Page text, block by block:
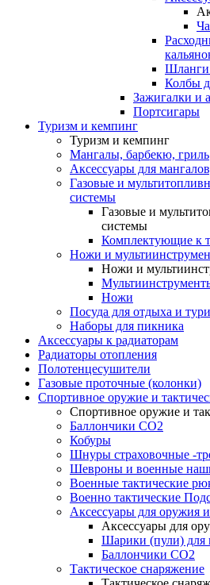
Шланги
Колбы
Зажигалки и
Портсигары
Туризм и кемпинг
Туризм и кемпинг
Мангалы, барбекю, гриль
Аксессуары для
Газовые и
системы
Газовые и
системы
Комплектующие к
Ножи и
Ножи и
Ножи
Посуда для отдыха и
Наборы для пикника
Аксессуары к радиаторам
Радиаторы отопления
Полотенцесушители
Газовые проточные (колонки)
Спортивное оружие и
Спортивное оружие и
Баллончики CO2
Кобуры
Шнуры страховочные -
Шевроны и военные
Военные тактические
Военно тактические
Аксессуары для оружия
Аксессуары для
Шарики (пули) для
Баллончики CO2
Тактическое снаряжение